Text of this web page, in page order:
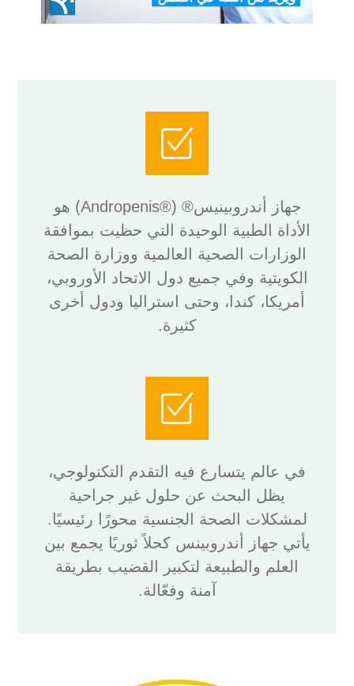
جهاز أندروبينيس® (®Andropenis) هو
الأداة الطبية الوحيدة التي حظيت بموافقة
الوزارات الصحية العالمية ووزارة الصحة
الكويتية وفي جميع دول الاتحاد الأوروبي،
أمريكا، كندا، وحتى استراليا ودول أخرى
كثيرة.
في عالم يتسارع فيه التقدم التكنولوجي،
يظل البحث عن حلول غير جراحية
لمشكلات الصحة الجنسية محورًا رئيسيًا.
يأتي جهاز أندروبينس كحلاً ثوريًا يجمع بين
العلم والطبيعة لتكبير القضيب بطريقة
آمنة وفعّالة.